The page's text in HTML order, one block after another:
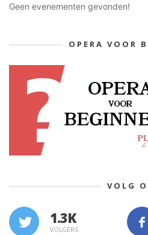
Geen evenementen gevonden!
OPERA VOOR
VOLG
1.3K
VOLGERS